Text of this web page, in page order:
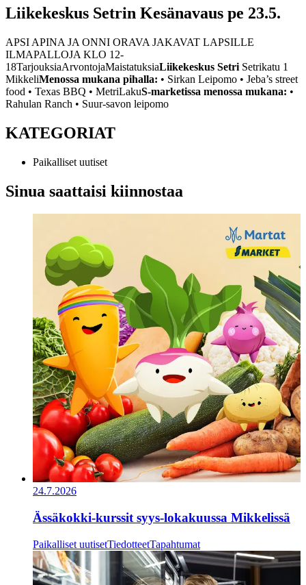
Liikekeskus Setrin Kesänavaus pe 23.5.
APSI APINA JA ONNI ORAVA JAKAVAT LAPSILLE
ILMAPALLOJA KLO 12-
18TarjouksiaArvontojaMaistatuksiaLiikekeskus Setri Setrikatu 1
MikkeliMenossa mukana pihalla: • Sirkan Leipomo • Jeba’s street
food • Texas BBQ • MetriLakuS-marketissa menossa mukana: •
Rahulan Ranch • Suur-savon leipomo
KATEGORIAT
Paikalliset uutiset
Sinua saattaisi kiinnostaa
24.7.2026
Ässäkokki-kurssit syys-lokakuussa Mikkelissä
Paikalliset uutisetTiedotteetTapahtumat